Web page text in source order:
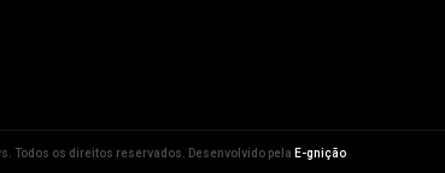
Todos os direitos reservados. Desenvolvido pela E-gnição